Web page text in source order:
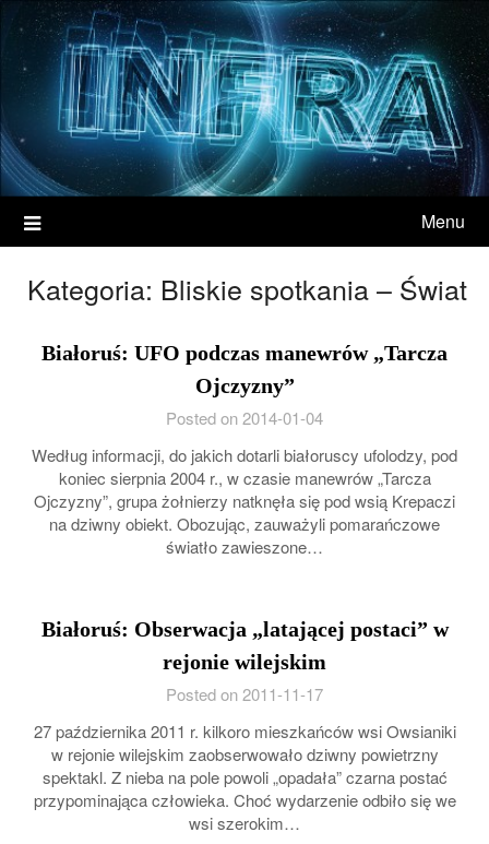
Menu
Kategoria: Bliskie spotkania – Świat
Białoruś: UFO podczas manewrów „Tarcza
Ojczyzny”
Posted on 2014-01-04
Według informacji, do jakich dotarli białoruscy ufolodzy, pod
koniec sierpnia 2004 r., w czasie manewrów „Tarcza
Ojczyzny”, grupa żołnierzy natknęła się pod wsią Krepaczi
na dziwny obiekt. Obozując, zauważyli pomarańczowe
światło zawieszone…
Białoruś: Obserwacja „latającej postaci” w
rejonie wilejskim
Posted on 2011-11-17
27 października 2011 r. kilkoro mieszkańców wsi Owsianiki
w rejonie wilejskim zaobserwowało dziwny powietrzny
spektakl. Z nieba na pole powoli „opadała” czarna postać
przypominająca człowieka. Choć wydarzenie odbiło się we
wsi szerokim…